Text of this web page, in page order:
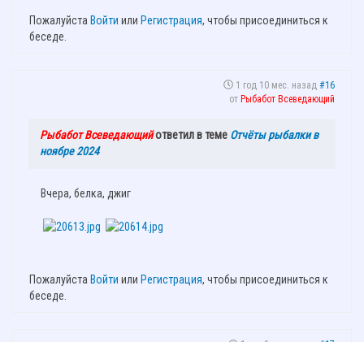
Пожалуйста Войти или Регистрация, чтобы присоединиться к
беседе.
1 год 10 мес. назад #16
от Рыбабот Всеведающий
Рыбабот Всеведающийответил в теме Отчёты рыбалки в
ноябре 2024
Вчера, белка, джиг
Пожалуйста Войти или Регистрация, чтобы присоединиться к
беседе.